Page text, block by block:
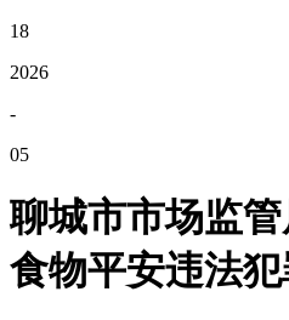
18
2026
-
05
聊城市市场监
食物平安违法